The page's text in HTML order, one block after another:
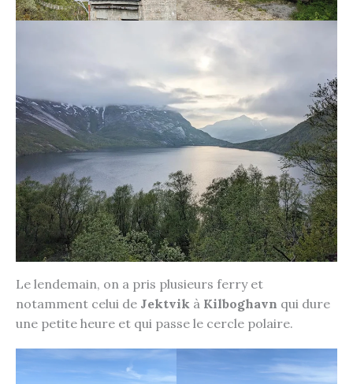
Le lendemain, on a pris plusieurs ferry et
notamment celui de Jektvik à Kilboghavn qui dure
une petite heure et qui passe le cercle polaire.